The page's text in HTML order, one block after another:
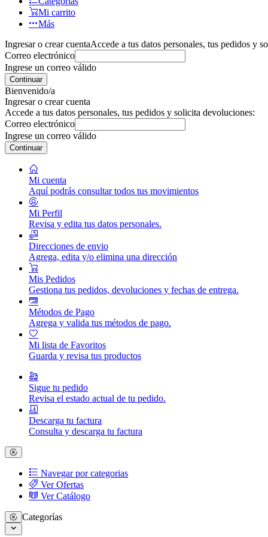
Mi carrito
Más
Ingresar o crear cuentaAccede a tus datos personales, tus pedidos y
Correo electrónico
Ingrese un correo válido
Continuar
Bienvenido/a
Ingresar o crear cuenta
Accede a tus datos personales, tus pedidos y solicita devoluciones:
Correo electrónico
Ingrese un correo válido
Continuar
Mi cuenta
Aquí podrás consultar todos tus movimientos
Mi Perfil
Revisa y edita tus datos personales.
Direcciones de envio
Agrega, edita y/o elimina una dirección
Mis Pedidos
Gestiona tus pedidos, devoluciones y fechas de entrega.
Métodos de Pago
Agrega y valida tus métodos de pago.
Mi lista de Favoritos
Guarda y revisa tus productos
Sigue tu pedido
Revisa el estado actual de tu pedido.
Descarga tu factura
Consulta y descarga tu factura
Navegar por categorias
Ver Ofertas
Ver Catálogo
Categorías